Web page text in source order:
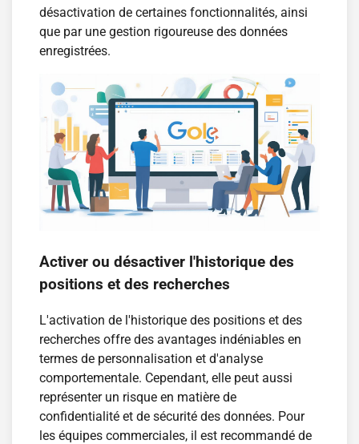
désactivation de certaines fonctionnalités, ainsi
que par une gestion rigoureuse des données
enregistrées.
Activer ou désactiver l'historique des
positions et des recherches
L'activation de l'historique des positions et des
recherches offre des avantages indéniables en
termes de personnalisation et d'analyse
comportementale. Cependant, elle peut aussi
représenter un risque en matière de
confidentialité et de sécurité des données. Pour
les équipes commerciales, il est recommandé de